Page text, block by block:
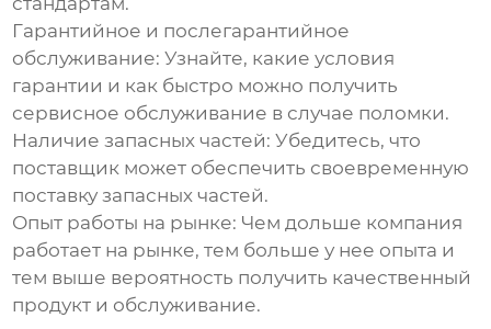
Гарантийное и послегарантийное
обслуживание: Узнайте, какие условия
гарантии и как быстро можно получить
сервисное обслуживание в случае поломки.
Наличие запасных частей: Убедитесь, что
поставщик может обеспечить своевременную
поставку запасных частей.
Опыт работы на рынке: Чем дольше компания
работает на рынке, тем больше у нее опыта и
тем выше вероятность получить качественный
продукт и обслуживание.